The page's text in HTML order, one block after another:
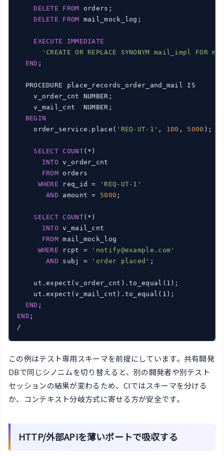
DELETE
FROM orders;
DELETE
FROM mail_mock_log;
EXECUTE
IMMEDIATE
'CREATE OR REPLACE SYNONYM mail_impl FOR
END ;
  PROCEDURE place_records_order_and_mail IS
    v_order_cnt NUMBER;
    v_mail_cnt  NUMBER;
BEGIN
    order_service.place(
'REQ-UT-1' , 100 , 5000 );
SELECT COUNT(*)
INTO v_order_cnt
FROM orders
WHERE req_id =
'REQ-UT-1'
AND amount = 5000 ;
SELECT COUNT(*)
INTO v_mail_cnt
FROM mail_mock_log
WHERE rcpt =
'notify@example.com'
AND subj = 'order placed' ;
    ut.expect(v_order_cnt).to_equal(1);
    ut.expect(v_mail_cnt).to_equal(1);
END
END ;
/
この例はテスト専用スキーマを前提にしています。共有開発
DBで同じシノニムを切り替えると、別の開発者や別テスト
セッションの結果が変わるため、CIではスキーマを分ける
か、コンテキスト分岐方式に寄せる方が安全です。
HTTP/外部APIを薄いポートで吸収する